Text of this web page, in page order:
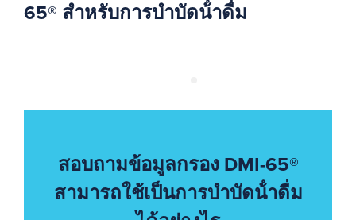
65® สําหรับการบําบัดน้ําดื่ม
สอบถามข้อมูลกรอง DMI-65®
สามารถใช้เป็นการบําบัดน้ําดื่ม